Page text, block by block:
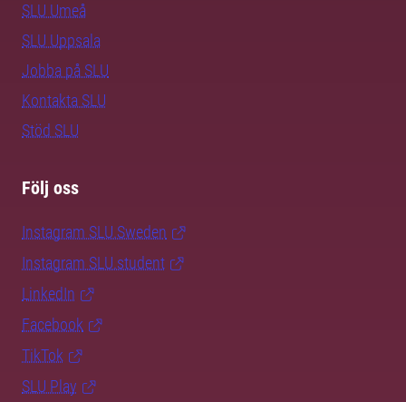
SLU Umeå
SLU Uppsala
Jobba på SLU
Kontakta SLU
Stöd SLU
Följ oss
Instagram SLU.Sweden
Instagram SLU.student
LinkedIn
Facebook
TikTok
SLU Play